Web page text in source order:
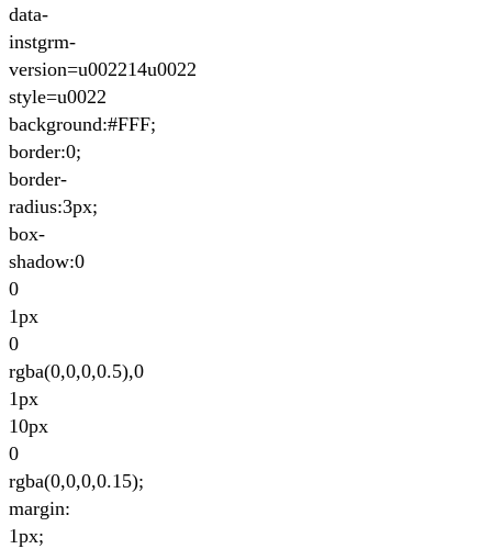
data-
instgrm-
version=u002214u0022
style=u0022
background:#FFF;
border:0;
border-
radius:3px;
box-
shadow:0
0
1px
0
rgba(0,0,0,0.5),0
1px
10px
0
rgba(0,0,0,0.15);
margin:
1px;